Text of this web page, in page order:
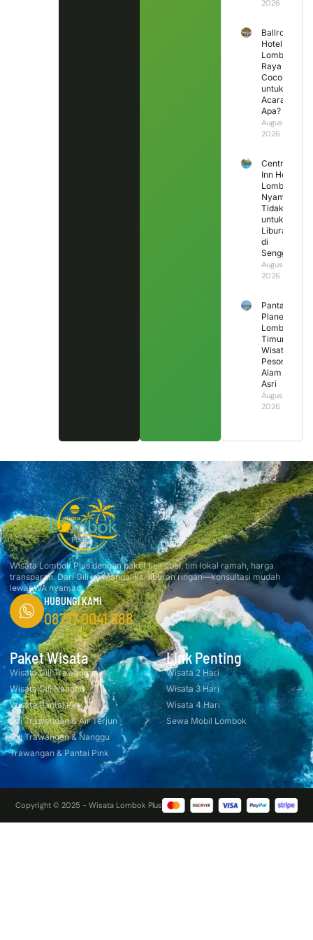
2026
Ballroom
Hotel
Lombok
Raya
Cocok
untuk
Acara
Apa?
August 3,
2026
Central
Inn Hotel
Lombok,
Nyaman
Tidak
untuk
Liburan
di
Senggigi?
August 2,
2026
Pantai
Planet
Lombok
Timur,
Wisata
Pesona
Alam
Asri
August 1,
2026
Wisata Lombok Plus dengan paket fleksibel, tim lokal ramah, harga
transparan. Dari Gili ke Mandalika, liburan ringan—konsultasi mudah
lewat WA nyaman.
HUBUNGI KAMI
08777 0041 888
Paket Wisata
Wisata Gili Trawangan
Wisata Gili Nanggu
Wisata Pantai Pink
Gili Trawangan & Air Terjun
Gili Trawangan & Nanggu
Trawangan & Pantai Pink
Link Penting
Wisata 2 Hari
Wisata 3 Hari
Wisata 4 Hari
Sewa Mobil Lombok
Copyright © 2025 - Wisata Lombok Plus